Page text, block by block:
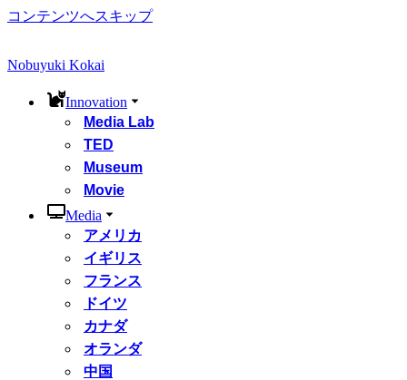
コンテンツへスキップ
Nobuyuki Kokai
Innovation
Media Lab
TED
Museum
Movie
Media
アメリカ
イギリス
フランス
ドイツ
カナダ
オランダ
中国